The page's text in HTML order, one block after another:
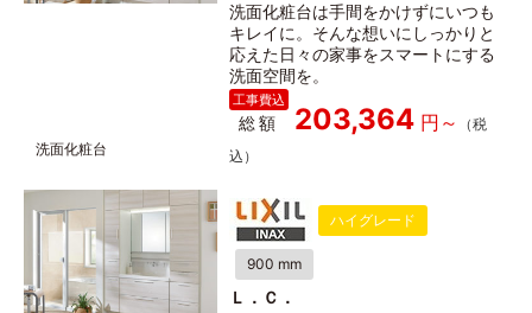
洗面化粧台は手間をかけずにいつも
キレイに。そんな想いにしっかりと
応えた日々の家事をスマートにする
洗面空間を。
総額 203,364
ハイグレード
900 mm
Ｌ．Ｃ．